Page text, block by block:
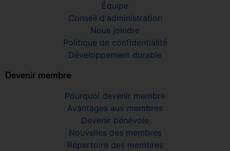
Équipe
Conseil d'administration
Nous joindre
Politique de confidentialité
Développement durable
Devenir membre
Pourquoi devenir membre
Avantages aux membres
Devenir bénévole
Nouvelles des membres
Répertoire des membres